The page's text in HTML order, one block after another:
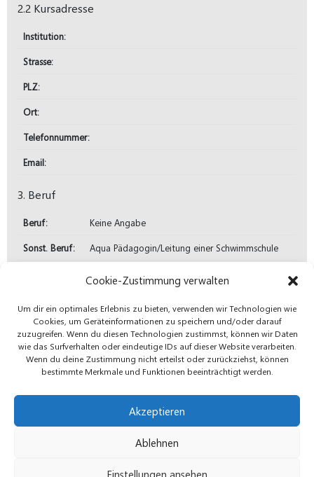
Cookie-Zustimmung verwalten
Um dir ein optimales Erlebnis zu bieten, verwenden wir Technologien wie
Cookies, um Geräteinformationen zu speichern und/oder darauf
zuzugreifen. Wenn du diesen Technologien zustimmst, können wir Daten
wie das Surfverhalten oder eindeutige IDs auf dieser Website verarbeiten.
Wenn du deine Zustimmung nicht erteilst oder zurückziehst, können
bestimmte Merkmale und Funktionen beeinträchtigt werden.
Akzeptieren
Ablehnen
Einstellungen ansehen
2.2 Kursadresse
Institution:
Strasse:
PLZ:
Ort:
Telefonnummer:
Email:
3. Beruf
Beruf: Keine Angabe
Sonst. Beruf: Aqua Pädagogin/Leitung einer Schwimmschule
4. Oualifikation
Präventionsgeschultes Mitglied: nein
Impressum
Cookie-Richtlinie (EU)